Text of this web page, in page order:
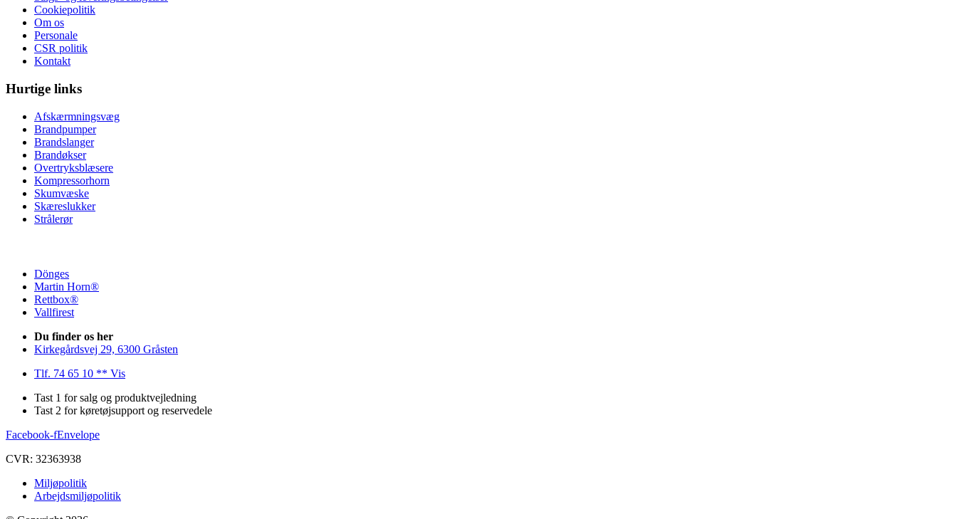
Cookiepolitik
Om os
Personale
CSR politik
Kontakt
Hurtige links
Afskærmningsvæg
Brandpumper
Brandslanger
Brandøkser
Overtryksblæsere
Kompressorhorn
Skumvæske
Skæreslukker
Strålerør
Dönges
Martin Horn®
Rettbox®
Vallfirest
Du finder os her
Kirkegårdsvej 29, 6300 Gråsten
Tlf. 74 65 10 ** Vis
Tast 1 for salg og produktvejledning
Tast 2 for køretøjsupport og reservedele
Facebook-fEnvelope
CVR: 32363938
Miljøpolitik
Arbejdsmiljøpolitik